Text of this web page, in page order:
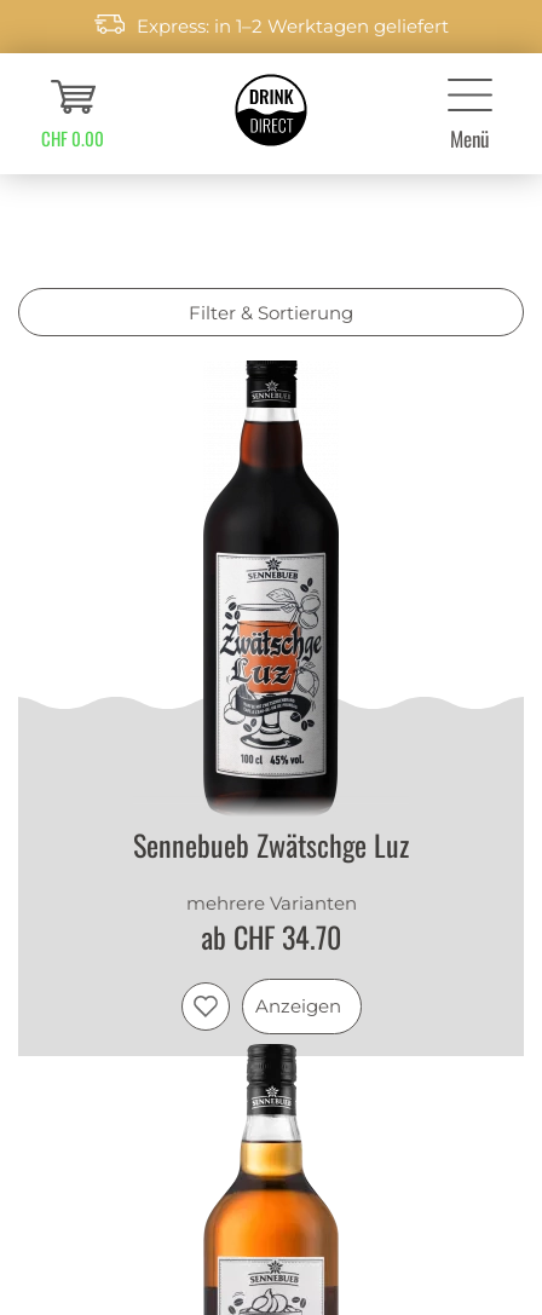
Express: in 1–2 Werktagen geliefert
CHF 0.00 Menü
Filter & Sortierung
Sennebueb Zwätschge Luz
mehrere Varianten
ab CHF 34.70
Anzeigen